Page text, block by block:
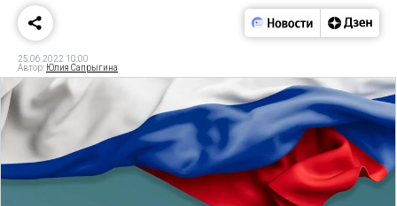
25.06.2022 10:00
Автор: Юлия Сапрыгина